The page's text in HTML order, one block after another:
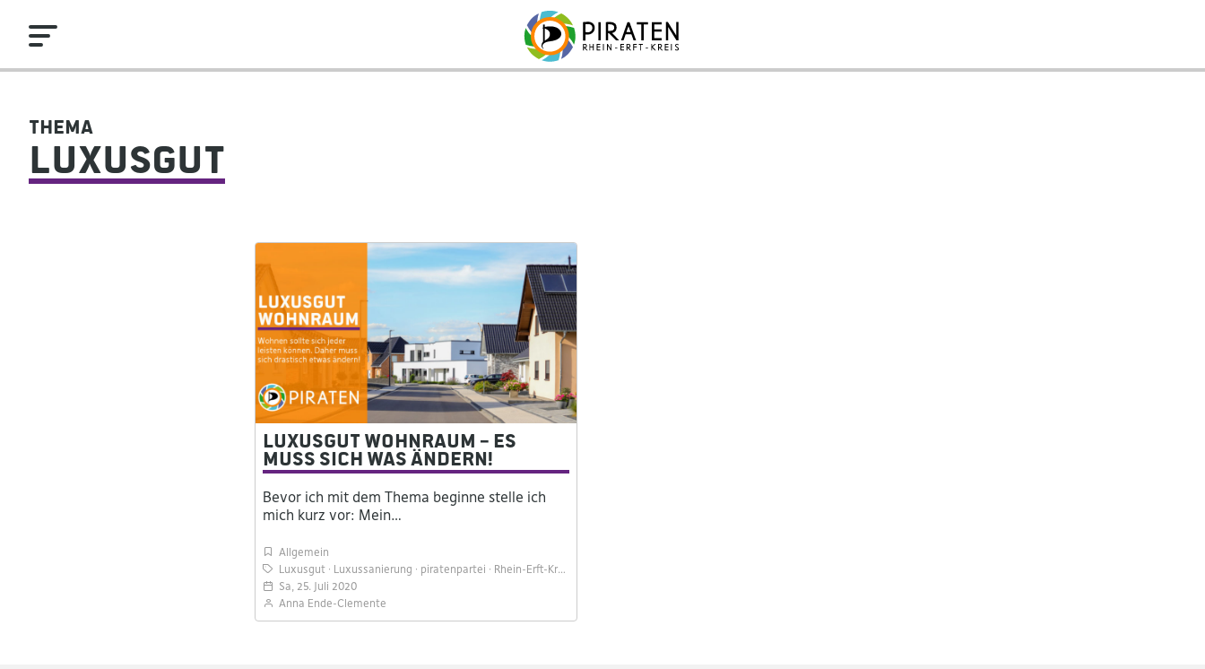
Thema
Luxusgut
Luxusgut Wohnraum – Es
muss sich was ändern!
Bevor ich mit dem Thema beginne stelle ich
mich kurz vor: Mein…
Allgemein
Luxusgut
Luxussanierung piratenpartei Rhein-Erft-Kreis
Sa, 25. Juli 2020
Anna Ende-Clemente